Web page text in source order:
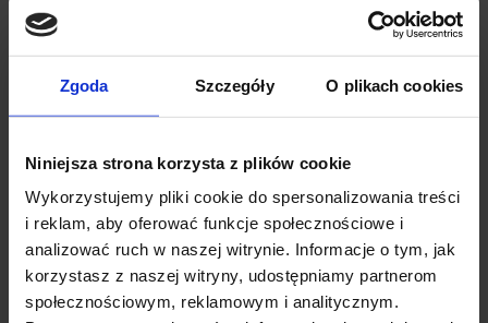
Zgoda Szczegóły O plikach cookies
Niniejsza strona korzysta z plików cookie
Wykorzystujemy pliki cookie do spersonalizowania treści
i reklam, aby oferować funkcje społecznościowe i
analizować ruch w naszej witrynie. Informacje o tym, jak
korzystasz z naszej witryny, udostępniamy partnerom
społecznościowym, reklamowym i analitycznym.
MARYNARKA DO ZESTAWU LODI
1 199,00 ZŁ